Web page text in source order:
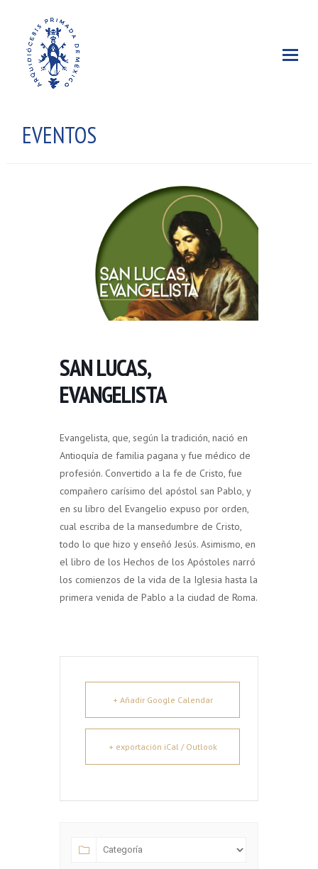
EVENTOS
SAN LUCAS,
EVANGELISTA
Evangelista, que, según la tradición, nació en
Antioquía de familia pagana y fue médico de
profesión. Convertido a la fe de Cristo, fue
compañero carísimo del apóstol san Pablo, y
en su libro del Evangelio expuso por orden,
cual escriba de la mansedumbre de Cristo,
todo lo que hizo y enseñó Jesús. Asimismo, en
el libro de los Hechos de los Apóstoles narró
los comienzos de la vida de la Iglesia hasta la
primera venida de Pablo a la ciudad de Roma.
+ Añadir Google Calendar
+ exportación iCal / Outlook